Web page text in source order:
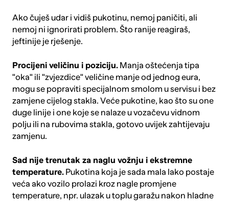
Ako čuješ udar i vidiš pukotinu, nemoj paničiti, ali
nemoj ni ignorirati problem. Što ranije reagiraš,
jeftinije je rješenje.
Procijeni veličinu i poziciju.Manja oštećenja tipa
"oka" ili "zvjezdice" veličine manje od jednog eura,
mogu se popraviti specijalnom smolom u servisu i bez
zamjene cijelog stakla. Veće pukotine, kao što su one
duge linije i one koje se nalaze u vozačevu vidnom
polju ili na rubovima stakla, gotovo uvijek zahtijevaju
zamjenu.
Sad nije trenutak za naglu vožnju i ekstremne
temperature.Pukotina koja je sada mala lako postaje
veća ako vozilo prolazi kroz nagle promjene
temperature, npr. ulazak u toplu garažu nakon hladne